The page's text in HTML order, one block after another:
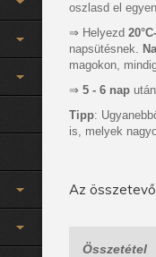
oszlasd el
⇒ Helyezd
napsütésnek.
magokon,
⇒ 5 - 6 nap után
Tipp:
is, melyek
Az
Összetétel